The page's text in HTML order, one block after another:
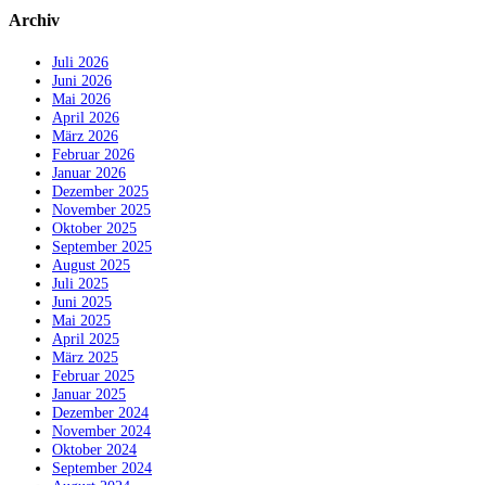
Archiv
Juli 2026
Juni 2026
Mai 2026
April 2026
März 2026
Februar 2026
Januar 2026
Dezember 2025
November 2025
Oktober 2025
September 2025
August 2025
Juli 2025
Juni 2025
Mai 2025
April 2025
März 2025
Februar 2025
Januar 2025
Dezember 2024
November 2024
Oktober 2024
September 2024